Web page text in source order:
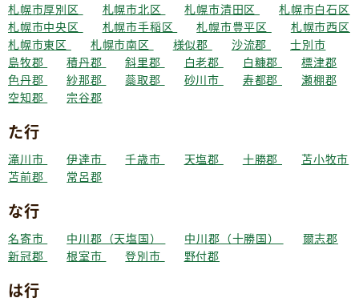
札幌市厚別区 札幌市北区 札幌市清田区
札幌市白石区
札幌市中央区
札幌市手稲区 札幌市豊平区
札幌市西区
札幌市東区
札幌市南区 様似郡 沙流郡
士別市
島牧郡
積丹郡 斜里郡 白老郡 白糠郡
標津郡
色丹郡
紗那郡 蘂取郡 砂川市 寿都郡
瀬棚郡
空知郡
宗谷郡
た行
滝川市 伊達市 千歳市 天塩郡 十勝郡
苫小牧市
苫前郡
常呂郡
な行
名寄市 中川郡（天塩国） 中川郡（十勝国）
爾志郡
新冠郡
根室市 登別市 野付郡
は行